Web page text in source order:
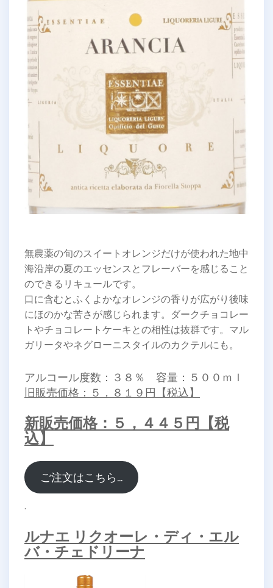
無農薬の旬のスイートオレンジだけが使われた地中
海沿岸の夏のエッセンスとフレーバーを感じること
のできるリキュールです。
口に含むとふくよかなオレンジの香りが広がり後味
にほのかな苦さが感じられます。ダークチョコレー
トやチョコレートケーキとの相性は抜群です。マル
ガリータやネグローニスタイルのカクテルにも。
アルコール度数：３８％ 容量：５００ｍｌ
旧販売価格：５，８１９円【税込】
新販売価格：５，４４５円【税
込】
ご注文はこちら…
.
ルナエ リクオーレ・ディ・エル
バ・チェドリーナ